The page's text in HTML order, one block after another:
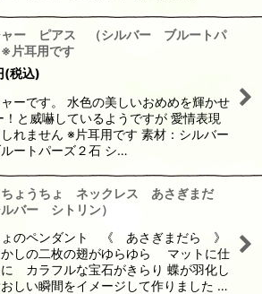
ャー ピアス （シルバー ブルートパ
片耳用です
(税込)
ーです。 水色の美しいおめめを輝かせ
！と威嚇しているようですが 愛情表現
れません ※片耳用です 素材：シルバー
ートパーズ２石 シ…
ょうちょ ネックレス あさぎまだ
バー シトリン）
ょのペンダント 《 あさぎまだら 》
かしの二枚の翅がゆらゆら マットに仕
に カラフルな宝石がきらり 蝶が羽化し
しい瞬間をイメージして作りました …